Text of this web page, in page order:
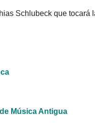
Schlubeck que
Música Antigua